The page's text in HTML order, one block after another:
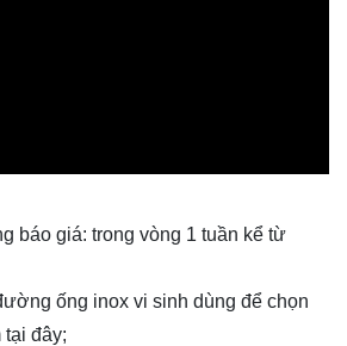
báo giá: trong vòng 1 tuần kể từ
ống inox vi sinh dùng để chọn
tại đây;